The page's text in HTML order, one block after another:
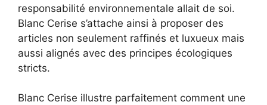
responsabilité environnementale allait de soi.
Blanc Cerise s’attache ainsi à proposer des
articles non seulement raffinés et luxueux mais
aussi alignés avec des principes écologiques
stricts.
Blanc Cerise illustre parfaitement comment une